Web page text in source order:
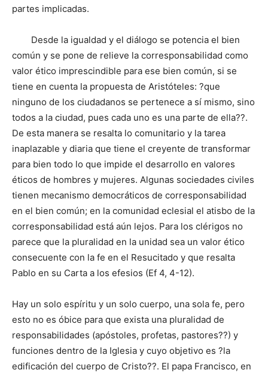
partes implicadas.
Desde la igualdad y el diálogo se potencia el bien
común y se pone de relieve la corresponsabilidad como
valor ético imprescindible para ese bien común, si se
tiene en cuenta la propuesta de Aristóteles: ?que
ninguno de los ciudadanos se pertenece a sí mismo, sino
todos a la ciudad, pues cada uno es una parte de ella??.
De esta manera se resalta lo comunitario y la tarea
inaplazable y diaria que tiene el creyente de transformar
para bien todo lo que impide el desarrollo en valores
éticos de hombres y mujeres. Algunas sociedades civiles
tienen mecanismo democráticos de corresponsabilidad
en el bien común; en la comunidad eclesial el atisbo de la
corresponsabilidad está aún lejos. Para los clérigos no
parece que la pluralidad en la unidad sea un valor ético
consecuente con la fe en el Resucitado y que resalta
Pablo en su Carta a los efesios (Ef 4, 4-12).
Hay un solo espíritu y un solo cuerpo, una sola fe, pero
esto no es óbice para que exista una pluralidad de
responsabilidades (apóstoles, profetas, pastores??) y
funciones dentro de la Iglesia y cuyo objetivo es ?la
edificación del cuerpo de Cristo??. El papa Francisco, en